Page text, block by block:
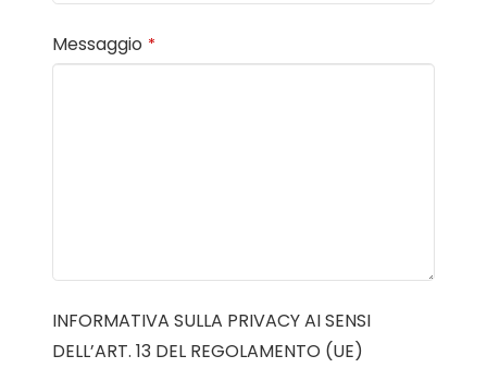
Messaggio *
INFORMATIVA SULLA PRIVACY AI SENSI
DELL’ART. 13 DEL REGOLAMENTO (UE)